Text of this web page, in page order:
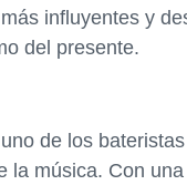
influyentes y
del presente.
de los
la música. Con